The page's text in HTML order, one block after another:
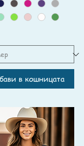
в кошницата